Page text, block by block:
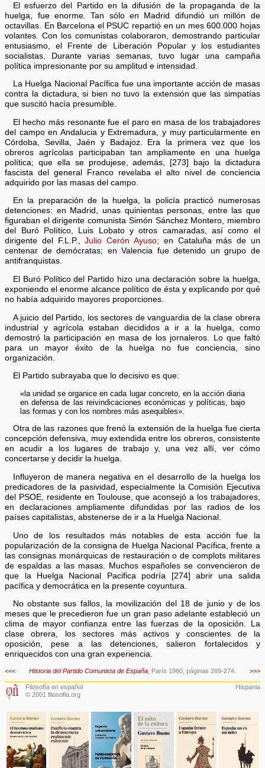
El esfuerzo del Partido en la difusión de la propaganda de la
huelga, fue enorme. Tan sólo en Madrid difundió un millón de
octavillas. En Barcelona el PSUC repartió en un mes 600.000 hojas
volantes. Con los comunistas colaboraron, demostrando particular
entusiasmo, el Frente de Liberación Popular y los estudiantes
socialistas. Durante varias semanas, tuvo lugar una campaña
política impresionante por su amplitud e intensidad.
La Huelga Nacional Pacífica fue una importante acción de masas
contra la dictadura, si bien no tuvo la extensión que las simpatías
que suscitó hacía presumible.
El hecho más resonante fue el paro en masa de los trabajadores
del campo en Andalucia y Extremadura, y muy particularmente en
Córdoba, Sevilla, Jaén y Badajoz. Era la primera vez que los
obreros agrícolas participaban tan ampliamente en una huelga
política; que ella se produjese, además, [273] bajo la dictadura
fascista del general Franco revelaba el alto nivel de conciencia
adquirido por las masas del campo.
En la preparación de la huelga, la policía practicó numerosas
detenciones: en Madrid, unas quinientas personas, entre las que
figuraban el dirigente comunista Simón Sánchez Montero, miembro
del Buró Político, Luis Lobato y otros camaradas, así como el
dirigente del F.L.P.,Julio Cerón Ayuso; en Cataluña más de un
centenar de demócratas; en Valencia fue detenido un grupo de
antifranquistas.
El Buró Político del Partido hizo una declaración sobre la huelga,
exponiendo el enorme alcance político de ésta y explicando por qué
no había adquirido mayores proporciones.
A juicio del Partido, los sectores de vanguardia de la clase obrera
industrial y agrícola estaban decididos a ir a la huelga, como
demostró la participación en masa de los jornaleros. Lo que faltó
para un mayor éxito de la huelga no fue conciencia, sino
organización.
El Partido subrayaba que lo decisivo es que:
«la unidad se organice en cada lugar concreto, en la acción diaria
en defensa de las reivindicaciones económicas y políticas, bajo
las formas y con los nombres más asequibles».
Otra de las razones que frenó la extensión de la huelga fue cierta
concepción defensiva, muy extendida entre los obreros, consistente
en acudir a los lugares de trabajo y, una vez allí, ver cómo
concertarse y decidir la huelga.
Influyeron de manera negativa en el desarrollo de la huelga los
predicadores de la pasividad, especialmente la Comisión Ejecutiva
del PSOE, residente en Toulouse, que aconsejó a los trabajadores,
en declaraciones ampliamente difundidas por las radios de los
países capitalistas, abstenerse de ir a la Huelga Nacional.
Uno de los resultados más notables de esta acción fue la
popularización de la consigna de Huelga Nacional Pacífica, frente a
las consignas monárquicas de restauración o de complots militares
de espaldas a las masas. Muchos españoles se convencieron de
que la Huelga Nacional Pacifica podría [274] abrir una salida
pacífica y democrática en la presente coyuntura.
No obstante sus fallos, la movilización del 18 de junio y de los
meses que le precedieron fue un gran paso adelante estableció un
clima de mayor confianza entre las fuerzas de la oposición. La
clase obrera, los sectores más activos y conscientes de la
oposición, pese a las detenciones, salieron fortalecidos y
enriquecidos con una gran experiencia.
<<< >>>
Historia del Partido Comunista de España , París 1960, páginas 269-274.
Filosofía en español
© 2001 filosofia.org
Hispania